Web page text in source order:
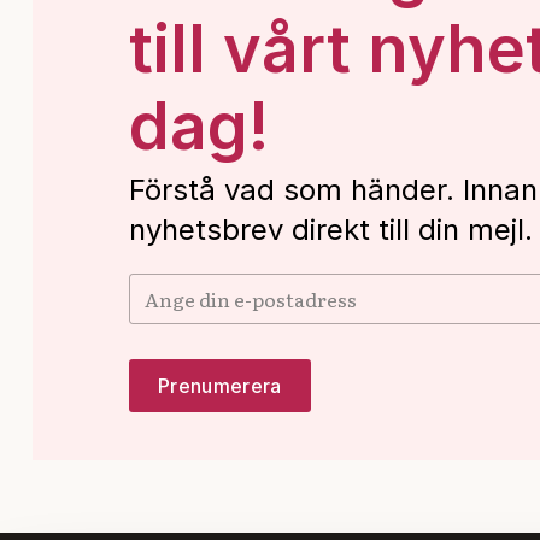
till vårt
dag!
Förstå vad som händer.
nyhetsbrev direkt till din mejl.